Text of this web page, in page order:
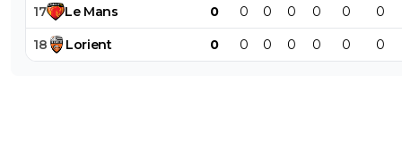
17 Le Mans 0 0 0 0 0 0 0
18 Lorient 0 0 0 0 0 0 0